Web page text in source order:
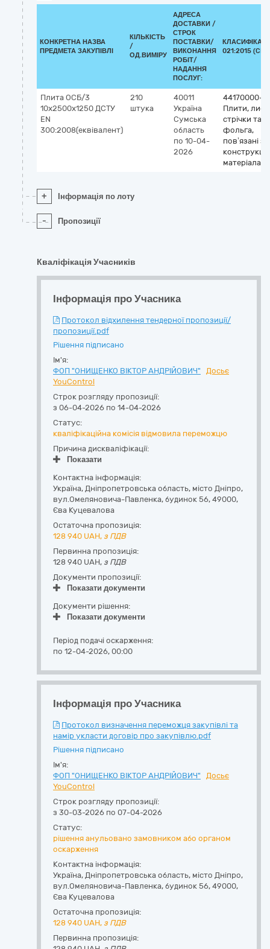
КОНКРЕТНА НАЗВА
ПРЕДМЕТА ЗАКУПІВЛІ
КІЛЬКІСТЬ
/
ОД.ВИМІРУ
АДРЕСА
ДОСТАВКИ /
СТРОК
ПОСТАВКИ/
ВИКОНАННЯ
РОБІТ/
НАДАННЯ
ПОСЛУГ:
021:2015
Плита ОСБ/3
10х2500х1250 ДСТУ
EN
300:2008(еквівалент)
210
штука
40011
Україна
Сумська
область
по 10-04-
2026
44170000-2
Плити,
стрічки та
фольга,
пов’язані з
+ Інформація по лоту
- Пропозиції
Кваліфікація Учасників
Інформація про Учасника
Протокол відхилення тендерної пропозиції/
пропозиції.pdf
Рішення підписано
Ім'я:
ФОП "ОНИЩЕНКО ВІКТОР АНДРІЙОВИЧ"
Досьє
YouControl
Строк розгляду пропозиції:
з 06-04-2026 по 14-04-2026
Статус:
кваліфікаційна комісія відмовила переможцю
Причина дискваліфікації:
Показати
Контактна інформація:
Україна, Дніпропетровська область, місто Дніпро,
вул.Омеляновича-Павленка, будинок 56, 49000,
Єва Куцевалова
Остаточна пропозиція:
128 940 UAH, з ПДВ
Первинна пропозиція:
128 940 UAH, з ПДВ
Документи пропозиції:
Показати документи
Документи рішення:
Показати документи
Період подачі оскарження:
по 12-04-2026, 00:00
Інформація про Учасника
Протокол визначення переможця закупівлі та
намір укласти договір про закупівлю.pdf
Рішення підписано
Ім'я:
ФОП "ОНИЩЕНКО ВІКТОР АНДРІЙОВИЧ"
Досьє
YouControl
Строк розгляду пропозиції:
з 30-03-2026 по 07-04-2026
Статус:
рішення анульовано замовником або органом
оскарження
Контактна інформація:
Україна, Дніпропетровська область, місто Дніпро,
вул.Омеляновича-Павленка, будинок 56, 49000,
Єва Куцевалова
Остаточна пропозиція:
128 940 UAH, з ПДВ
Первинна пропозиція: